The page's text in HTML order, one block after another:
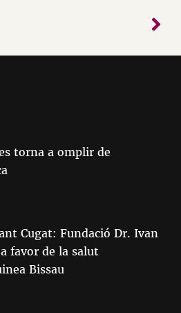
torna a omplir de
Cugat: Fundació Dr. Ivan
favor de la salut
Bissau